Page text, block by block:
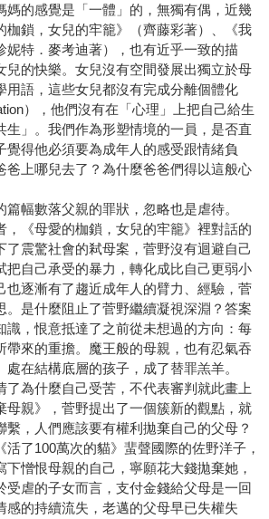
媽的感覺是「一體」的，無獨有偶，近幾
枷鎖，女兒的牢籠》（齊藤彩著）、《我
妮特．麥考迪著），也有近乎一致的描
兒的快樂。女兒沒有空間發展出獨立於母
用語，這些女兒都沒有完成分離個體化
），他們沒有在「心理」上把自己給生
生」。我們作為形塑情境的一員，是否直
覺得他必須要為成年人的感受跟情緒負
爸上哪兒去了？為什麼爸爸們得以這般心
幅數落父親的罪狀，忽略也是虐待。
，《母愛的枷鎖，女兒的牢籠》裡對話的
了震驚社會的弒母案，菅野沒有迴避自己
把自己承受的暴力，轉化成比自己更弱小
也逐漸有了趨近成年人的臂力、經驗，菅
。是什麼阻止了菅野繼續凝視深淵？答案
識，恨意抵達了之前從未想過的方向：每
帶來的重擔。魔王般的母親，也有忍氣吞
在結構底層的孩子，成了替罪羔羊。
了為什麼自己受苦，不代表審判就此畫上
母親》，菅野提出了一個簇新的觀點，就
繫，人們應該要有權利拋棄自己的父母？
了100萬次的貓》蜚聲國際的佐野洋子，
憎恨母親的自己，寧願花大錢拋棄她，
受虐的子女而言，支付金錢給父母是一回
感的持續流失，老邁的父母早已失權失